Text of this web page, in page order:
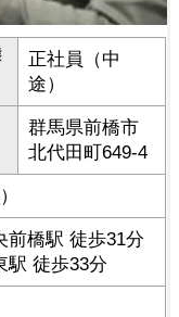
正社員（中
途）
群馬県前橋市
北代田町649-4
前橋駅 徒歩31分
駅 徒歩33分